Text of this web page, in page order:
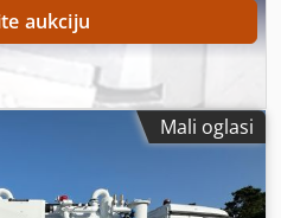
Strana za izbacivanje: 3000 x
aukciju
Mali oglasi